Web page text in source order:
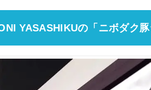
YASASHIKUの「ニボダク